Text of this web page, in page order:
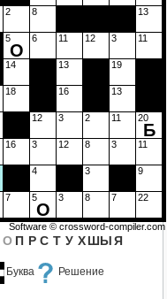
Буква Решение
2 8 13
5
О
6 11 12 3 11
14 13 19
18 16 13
12 3 2 11 20
Б
16 3 12 8 3 11
4 3 9
7 5
О
3 8 7 22
О П Р С Т У Х ШЫЯ
Software © crossword-compiler.com